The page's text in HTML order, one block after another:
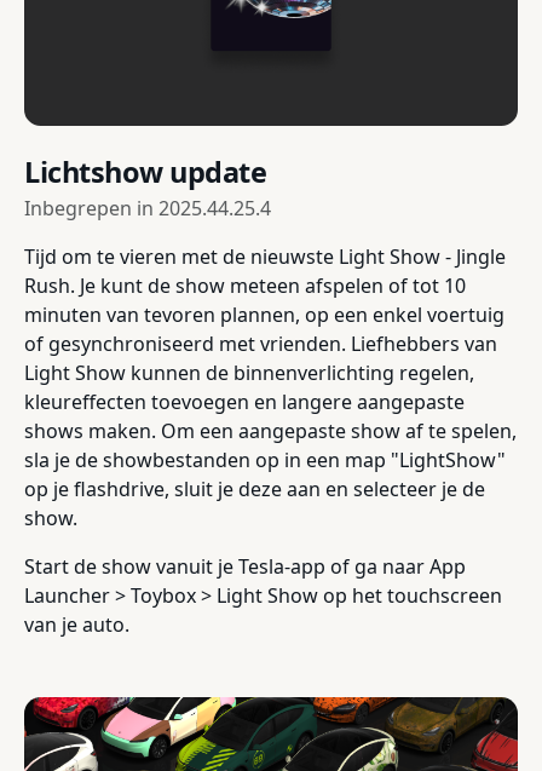
Lichtshow update
Inbegrepen in 2025.44.25.4
Tijd om te vieren met de nieuwste Light Show - Jingle
Rush. Je kunt de show meteen afspelen of tot 10
minuten van tevoren plannen, op een enkel voertuig
of gesynchroniseerd met vrienden. Liefhebbers van
Light Show kunnen de binnenverlichting regelen,
kleureffecten toevoegen en langere aangepaste
shows maken. Om een aangepaste show af te spelen,
sla je de showbestanden op in een map "LightShow"
op je flashdrive, sluit je deze aan en selecteer je de
show.
Start de show vanuit je Tesla-app of ga naar App
Launcher > Toybox > Light Show op het touchscreen
van je auto.